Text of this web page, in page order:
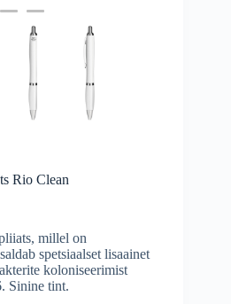
Rio Clean
millel on
spetsiaalset lisaainet
koloniseerimist
Sinine tint.